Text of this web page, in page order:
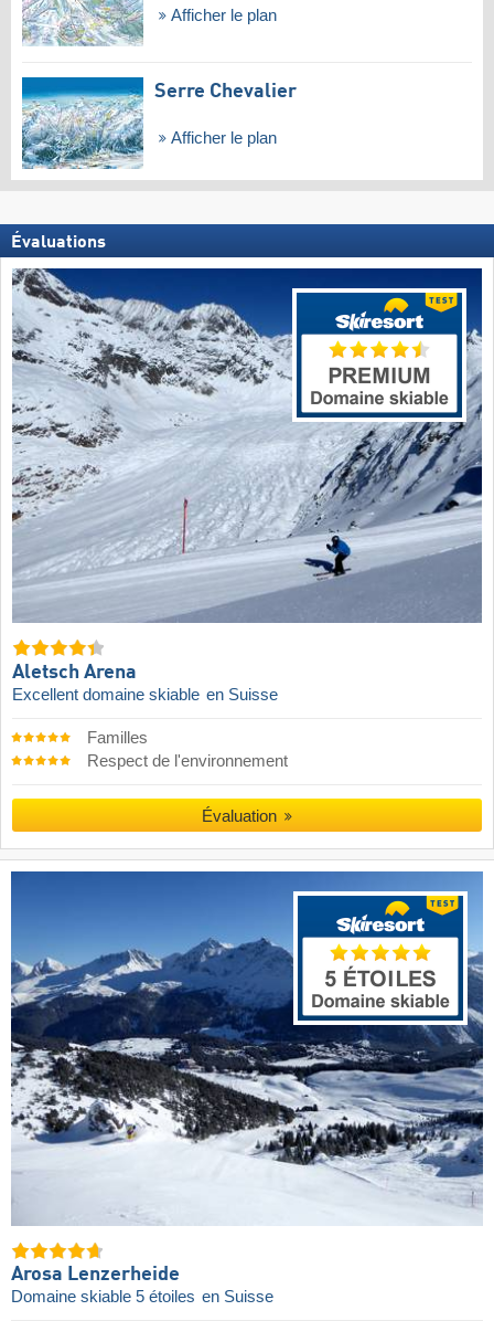
Afficher le plan
Serre Chevalier
Afficher le plan
Évaluations
Aletsch Arena
Excellent domaine skiable en Suisse
Familles
Respect de l'environnement
Évaluation
Arosa Lenzerheide
Domaine skiable 5 étoiles en Suisse